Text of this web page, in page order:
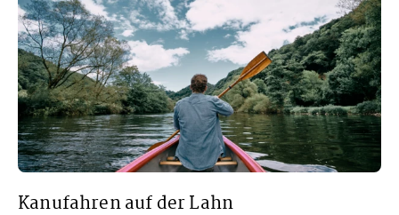
Kanufahren auf der Lahn